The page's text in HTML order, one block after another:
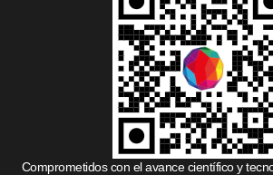
Comprometidos con el avance científico y